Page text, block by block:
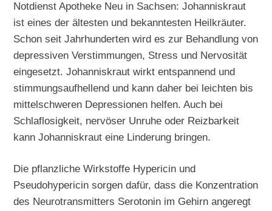
Notdienst Apotheke Neu in Sachsen: Johanniskraut
ist eines der ältesten und bekanntesten Heilkräuter.
Schon seit Jahrhunderten wird es zur Behandlung von
depressiven Verstimmungen, Stress und Nervosität
eingesetzt. Johanniskraut wirkt entspannend und
stimmungsaufhellend und kann daher bei leichten bis
mittelschweren Depressionen helfen. Auch bei
Schlaflosigkeit, nervöser Unruhe oder Reizbarkeit
kann Johanniskraut eine Linderung bringen.
Die pflanzliche Wirkstoffe Hypericin und
Pseudohypericin sorgen dafür, dass die Konzentration
des Neurotransmitters Serotonin im Gehirn angeregt